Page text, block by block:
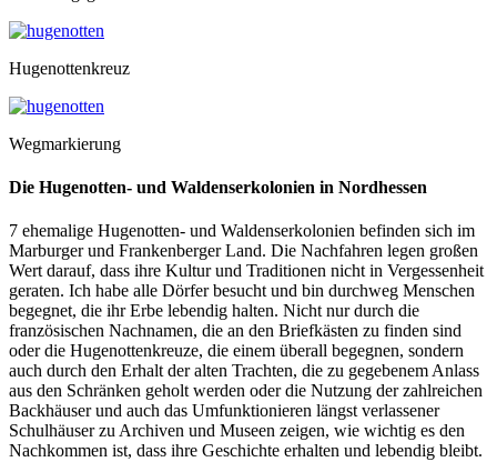
Hugenottenkreuz
Wegmarkierung
Die Hugenotten- und Waldenserkolonien in Nordhessen
7 ehemalige Hugenotten- und Waldenserkolonien befinden sich im
Marburger und Frankenberger Land. Die Nachfahren legen großen
Wert darauf, dass ihre Kultur und Traditionen nicht in Vergessenheit
geraten. Ich habe alle Dörfer besucht und bin durchweg Menschen
begegnet, die ihr Erbe lebendig halten. Nicht nur durch die
französischen Nachnamen, die an den Briefkästen zu finden sind
oder die Hugenottenkreuze, die einem überall begegnen, sondern
auch durch den Erhalt der alten Trachten, die zu gegebenem Anlass
aus den Schränken geholt werden oder die Nutzung der zahlreichen
Backhäuser und auch das Umfunktionieren längst verlassener
Schulhäuser zu Archiven und Museen zeigen, wie wichtig es den
Nachkommen ist, dass ihre Geschichte erhalten und lebendig bleibt.